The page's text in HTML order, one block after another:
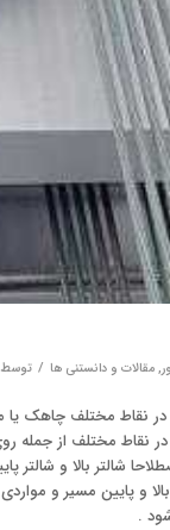
,مقالات و دانستنی ها / توسط
مختلف چاهک یا
مختلف از جمله روی
شالتر بالا و شالتر
و پایین مسیر و
.